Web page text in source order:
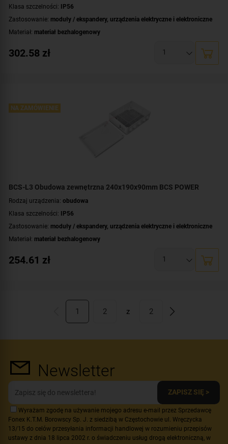
Klasa szczelności: IP56
Zastosowanie: moduły / ekspandery, urządzenia elektryczne i elektroniczne
Materiał: materiał bezhalogenowy
Wymiary:240x190x90 [mm]
302.58 zł
BCS-L3 Obudowa zewnętrzna 240x190x90mm BCS POWER
NA ZAMÓWIENIE
Rodzaj urządzenia: obudowa
Klasa szczelności: IP56
Zastosowanie: moduły / ekspandery, urządzenia elektryczne i elektroniczne
Materiał: materiał bezhalogenowy
Wymiary: 240x190x90 [mm]
254.61 zł
1 2 z 2
Newsletter
ZAPISZ SIĘ >
Wyrażam zgodę na używanie mojego adresu e-mail przez Sprzedawcę
Fonex K.T.M. Borowscy Sp. J. z siedzibą w Częstochowie ul. Wręczycka
13/15 do celów przesyłania informacji handlowej w rozumieniu przepisów
ustawy z dnia 18 lipca 2002 r. o świadczeniu usług drogą elektroniczną, w